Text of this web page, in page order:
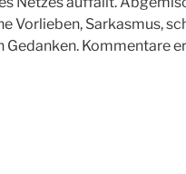
Vorlieben, Sarkasmus,
Kommentare